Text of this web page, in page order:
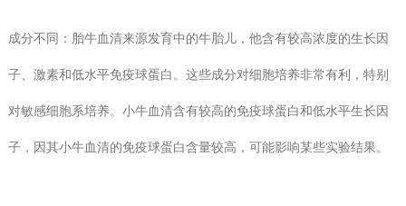
成分不同：胎牛血清来源发育中的牛胎儿，他含有较高浓度的生长因
子、激素和低水平免疫球蛋白。这些成分对细胞培养非常有利，特别
对敏感细胞系培养。小牛血清含有较高的免疫球蛋白和低水平生长因
子，因其小牛血清的免疫球蛋白含量较高，可能影响某些实验结果。